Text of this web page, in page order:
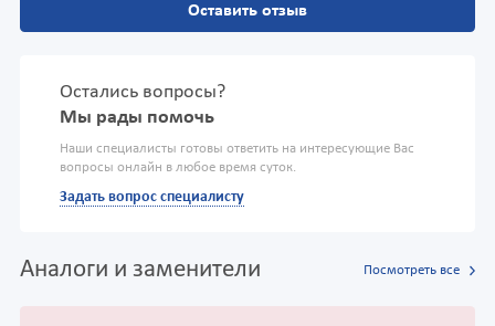
Оставить отзыв
Остались вопросы?
Мы рады помочь
Наши специалисты готовы ответить на интересующие Вас
вопросы онлайн в любое время суток.
Задать вопрос специалисту
Аналоги и заменители Посмотреть все